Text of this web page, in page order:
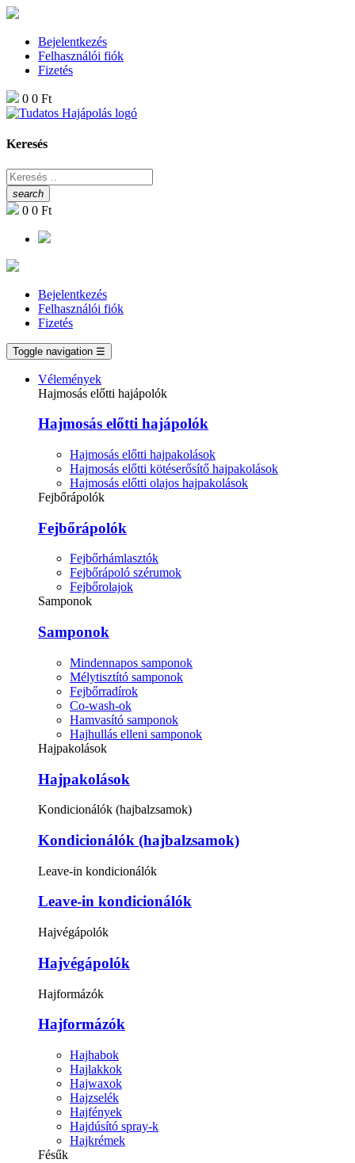
Bejelentkezés
Felhasználói fiók
Fizetés
0 0 Ft
Keresés
search
0 0 Ft
Bejelentkezés
Felhasználói fiók
Fizetés
Toggle navigation ☰
Vélemények
Hajmosás előtti hajápolók
Hajmosás előtti hajápolók
Hajmosás előtti hajpakolások
Hajmosás előtti kötéserősítő hajpakolások
Hajmosás előtti olajos hajpakolások
Fejbőrápolók
Fejbőrápolók
Fejbőrhámlasztók
Fejbőrápoló szérumok
Fejbőrolajok
Samponok
Samponok
Mindennapos samponok
Mélytisztító samponok
Fejbőrradírok
Co-wash-ok
Hamvasító samponok
Hajhullás elleni samponok
Hajpakolások
Hajpakolások
Kondicionálók (hajbalzsamok)
Kondicionálók (hajbalzsamok)
Leave-in kondicionálók
Leave-in kondicionálók
Hajvégápolók
Hajvégápolók
Hajformázók
Hajformázók
Hajhabok
Hajlakkok
Hajwaxok
Hajzselék
Hajfények
Hajdúsító spray-k
Hajkrémek
Fésűk